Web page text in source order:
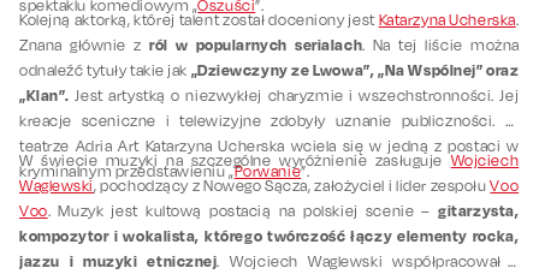
spektaklu komediowym „Oszuści”.
Kolejną aktorką, której talent został doceniony jest Katarzyna Ucherska.
Znana głównie z ról w popularnych serialach. Na tej liście można
odnaleźć tytuły takie jak „Dziewczyny ze Lwowa”, „Na Wspólnej” oraz
„Klan”. Jest artystką o niezwykłej charyzmie i wszechstronności. Jej
kreacje sceniczne i telewizyjne zdobyły uznanie publiczności. W
teatrze Adria Art Katarzyna Ucherska wciela się w jedną z postaci w
kryminalnym przedstawieniu „Porwanie”.
W świecie muzyki na szczególne wyróżnienie zasługujeWojciech
Waglewski, pochodzący z Nowego Sącza, założyciel i lider zespołuVoo
Voo. Muzyk jest kultową postacią na polskiej scenie –gitarzysta,
kompozytor i wokalista, którego twórczość łączy elementy rocka,
jazzu i muzyki etnicznej. Wojciech Waglewski współpracował z